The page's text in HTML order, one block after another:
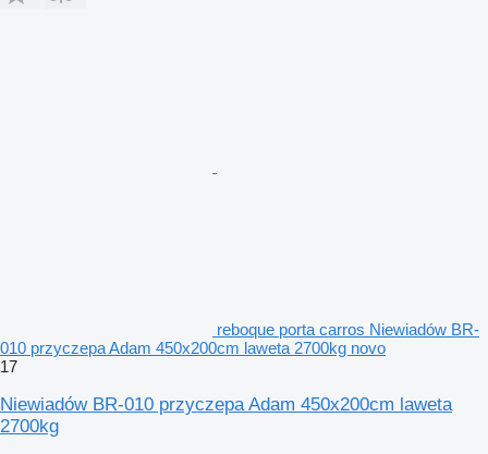
reboque porta carros Niewiadów BR-
010 przyczepa Adam 450x200cm laweta 2700kg novo
17
Niewiadów BR-010 przyczepa Adam 450x200cm laweta
2700kg